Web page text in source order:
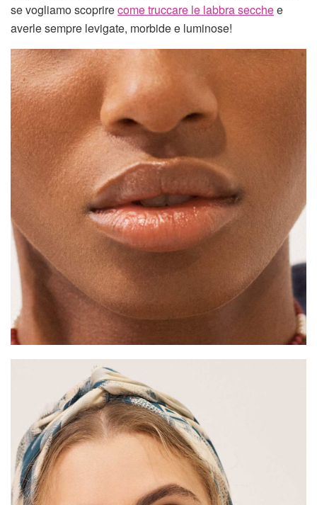
se vogliamo scoprirecome truccare le labbra secchee
averle sempre levigate, morbide e luminose!